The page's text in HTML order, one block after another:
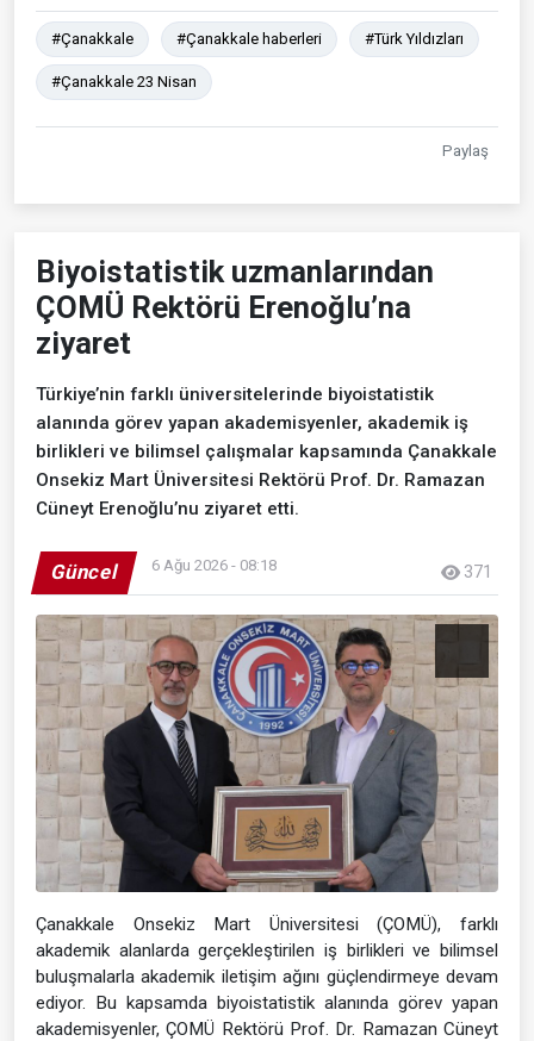
#Çanakkale #Çanakkale haberleri #Türk Yıldızları
#Çanakkale 23 Nisan
Paylaş
Biyoistatistik uzmanlarından
ÇOMÜ Rektörü Erenoğlu’na
ziyaret
Türkiye’nin farklı üniversitelerinde biyoistatistik
alanında görev yapan akademisyenler, akademik iş
birlikleri ve bilimsel çalışmalar kapsamında Çanakkale
Onsekiz Mart Üniversitesi Rektörü Prof. Dr. Ramazan
Cüneyt Erenoğlu’nu ziyaret etti.
Güncel 6 Ağu 2026 - 08:18 371
Çanakkale Onsekiz Mart Üniversitesi (ÇOMÜ), farklı
akademik alanlarda gerçekleştirilen iş birlikleri ve bilimsel
buluşmalarla akademik iletişim ağını güçlendirmeye devam
ediyor. Bu kapsamda biyoistatistik alanında görev yapan
akademisyenler, ÇOMÜ Rektörü Prof. Dr. Ramazan Cüneyt